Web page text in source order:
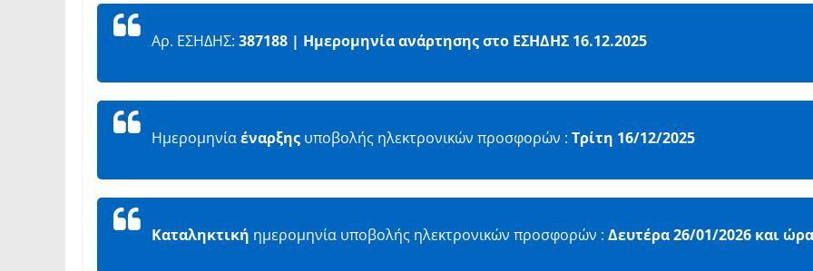
Αρ. ΕΣΗΔΗΣ: 387188 | Ημερομηνία ανάρτησης στο ΕΣΗΔΗΣ 16.12.2025
Ημερομηνίαέναρξης υποβολής ηλεκτρονικών προσφορών : Τρίτη 16/12/2025
Καταληκτική ημερομηνία υποβολής ηλεκτρονικών προσφορών : Δευτέρα26/01/2026 και